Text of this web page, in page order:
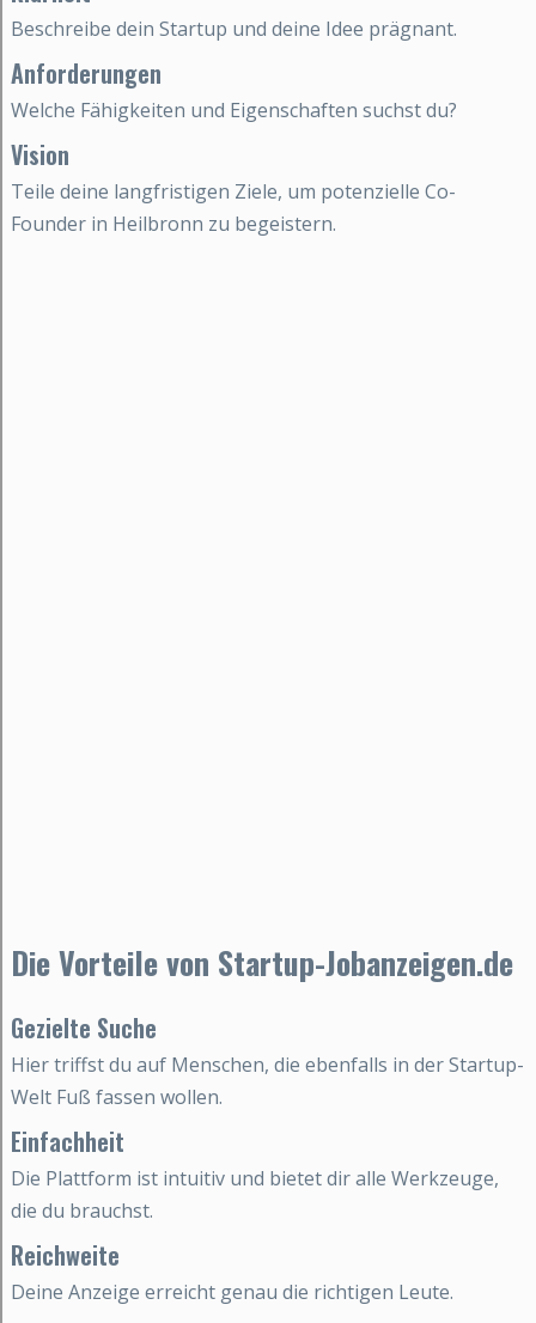
Beschreibe dein Startup und deine Idee prägnant.
Anforderungen
Welche Fähigkeiten und Eigenschaften suchst du?
Vision
Teile deine langfristigen Ziele, um potenzielle Co-
Founder in Heilbronn zu begeistern.
Die Vorteile von Startup-Jobanzeigen.de
Gezielte Suche
Hier triffst du auf Menschen, die ebenfalls in der Startup-
Welt Fuß fassen wollen.
Einfachheit
Die Plattform ist intuitiv und bietet dir alle Werkzeuge,
die du brauchst.
Reichweite
Deine Anzeige erreicht genau die richtigen Leute.